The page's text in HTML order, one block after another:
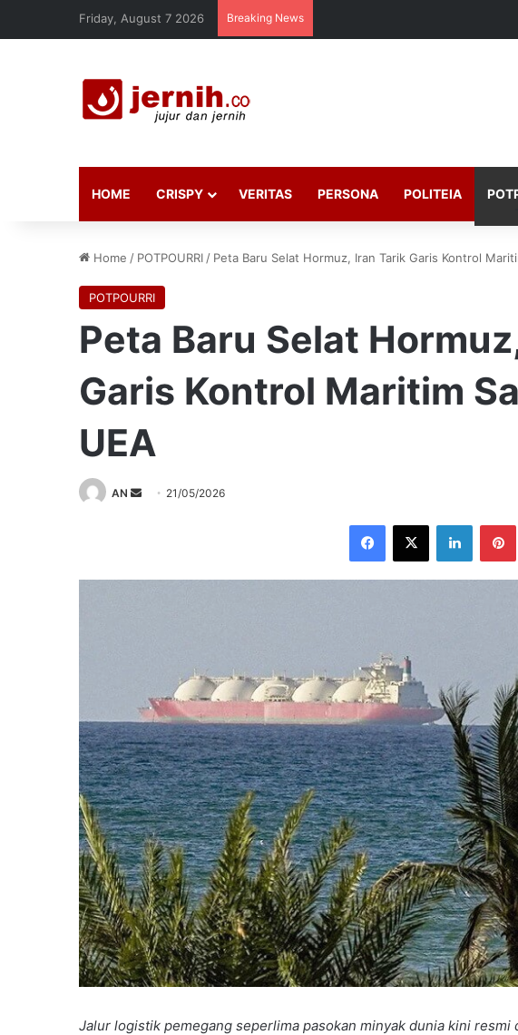
Friday, August 7 2026 Breaking News
HOME CRISPY VERITAS PERSONA POLITEIA
Home / POTPOURRI / Peta Baru Selat Hormuz, Iran Tarik Garis Kontrol
POTPOURRI
Peta Baru Selat
Garis Kontrol Maritim
UEA
AN
Send 21/05/2026
Facebook
X LinkedIn
Jalur logistik pemegang seperlima pasokan minyak dunia kini resmi